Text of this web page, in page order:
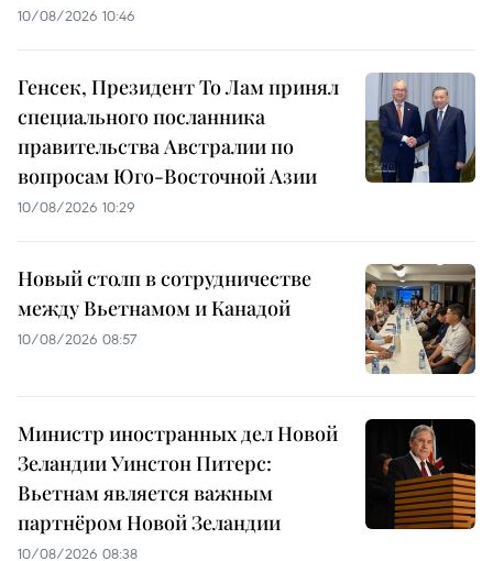
10/08/2026 10:46
Генсек, Президент То Лам принял
специального посланника
правительства Австралии по
вопросам Юго-Восточной Азии
10/08/2026 10:29
Новый столп в сотрудничестве
между Вьетнамом и Канадой
10/08/2026 08:57
Министр иностранных дел Новой
Зеландии Уинстон Питерс:
Вьетнам является важным
партнёром Новой Зеландии
10/08/2026 08:38